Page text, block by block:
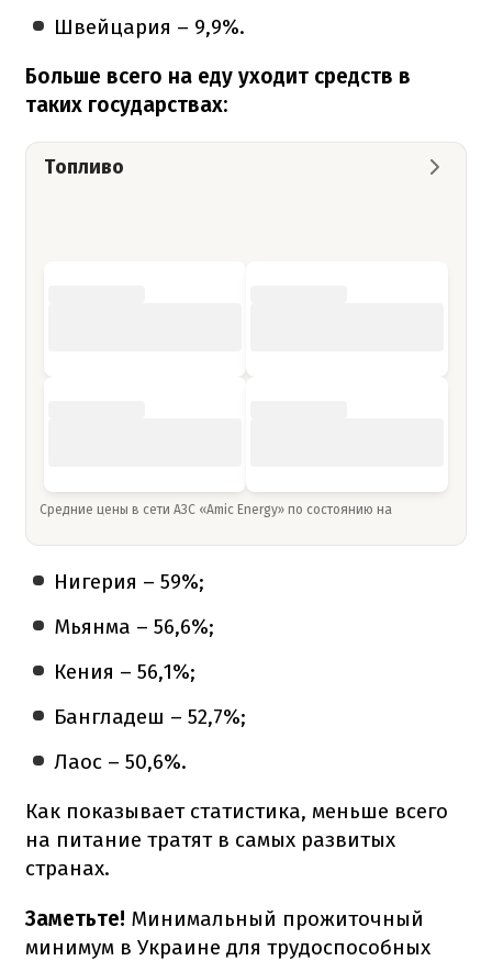
Швейцария – 9,9%.
Больше всего на еду уходит средств в
таких государствах:
Топливо
Средние цены в сети АЗС «Amic Energy» по состоянию на
Нигерия – 59%;
Мьянма – 56,6%;
Кения – 56,1%;
Бангладеш – 52,7%;
Лаос – 50,6%.
Как показывает статистика, меньше всего
на питание тратят в самых развитых
странах.
Заметьте! Минимальный прожиточный
минимум в Украине для трудоспособных